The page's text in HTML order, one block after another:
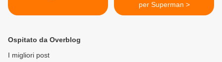
per Superman >
Ospitato da Overblog
I migliori post